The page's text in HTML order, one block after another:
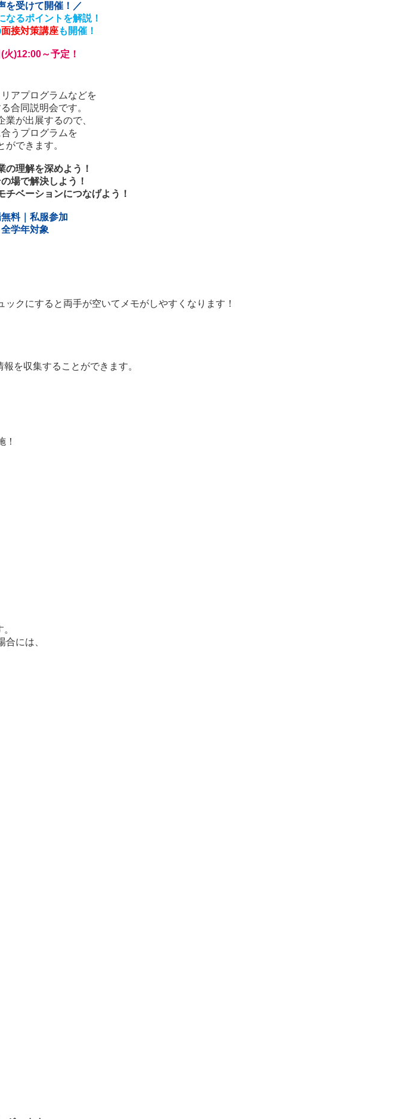
を受けて開催！／
なるポイントを解説！
面接対策講座も開催！
)12:00～予定！
アプログラムなどを
合同説明会です。
が出展するので、
うプログラムを
ができます。
の理解を深めよう！
場で解決しよう！
チベーションにつなげよう！
料｜私服参加
学年対象
クにすると両手が空いてメモがしやすくなります！
を収集することができます。
！
には、